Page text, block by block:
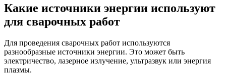
Какие источники энергии используют
для сварочных работ
Для проведения сварочных работ используются
разнообразные источники энергии. Это может быть
электричество, лазерное излучение, ультразвук или энергия
плазмы.